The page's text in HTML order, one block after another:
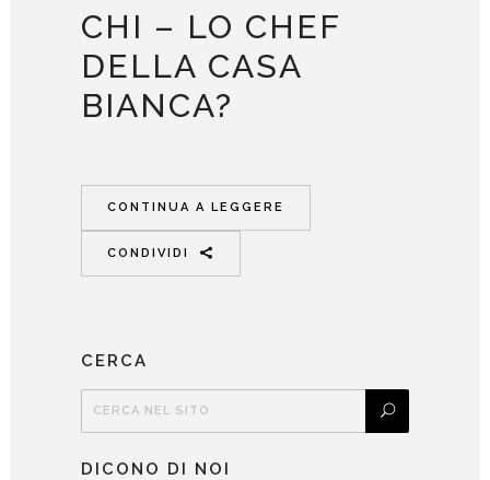
CHI – LO CHEF
DELLA CASA
BIANCA?
CONTINUA A LEGGERE
CONDIVIDI
CERCA
DICONO DI NOI